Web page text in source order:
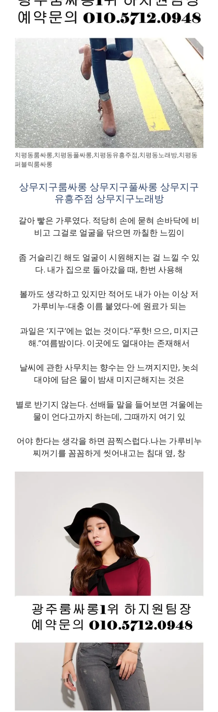
치평동룸싸롱,치평동풀싸롱,치평동유흥주점,치평동노래방,치평동
퍼블릭룸싸롱
상무지구룸싸롱 상무지구풀싸롱 상무지구
유흥주점 상무지구노래방
갈아 빻은 가루였다. 적당히 손에 묻혀 손바닥에 비
비고 그걸로 얼굴을 닦으면 까칠한 느낌이
좀 거슬리긴 해도 얼굴이 시원해지는 걸 느낄 수 있
다. 내가 집으로 돌아갔을 때, 한번 사용해
볼까도 생각하고 있지만 적어도 내가 아는 이상 저
가루비누-대충 이름 붙였다-에 원료가 되는
과일은 ‘지구’에는 없는 것이다.”푸핫! 으으, 미지근
해.”여름밤이다. 이곳에도 열대야는 존재해서
날씨에 관한 사무치는 향수는 안 느껴지지만, 놋쇠
대야에 담은 물이 밤새 미지근해지는 것은
별로 반기지 않는다. 선배들 말을 들어보면 겨울에는
물이 언다고까지 하는데, 그때까지 여기 있
어야 한다는 생각을 하면 끔찍스럽다.나는 가루비누
찌꺼기를 꼼꼼하게 씻어내고는 침대 옆, 창